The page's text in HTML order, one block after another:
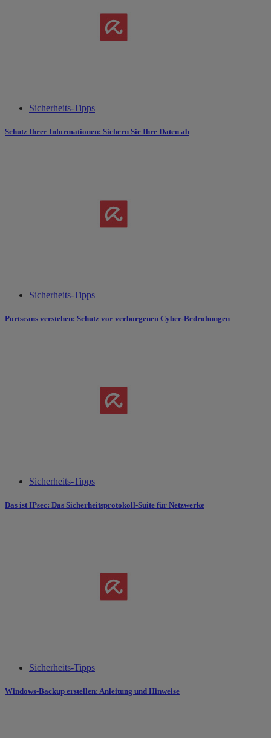
Sicherheits-Tipps
Schutz Ihrer Informationen: Sichern Sie Ihre Daten ab
Sicherheits-Tipps
Portscans verstehen: Schutz vor verborgenen Cyber-Bedrohungen
Sicherheits-Tipps
Das ist IPsec: Das Sicherheitsprotokoll-Suite für Netzwerke
Sicherheits-Tipps
Windows-Backup erstellen: Anleitung und Hinweise